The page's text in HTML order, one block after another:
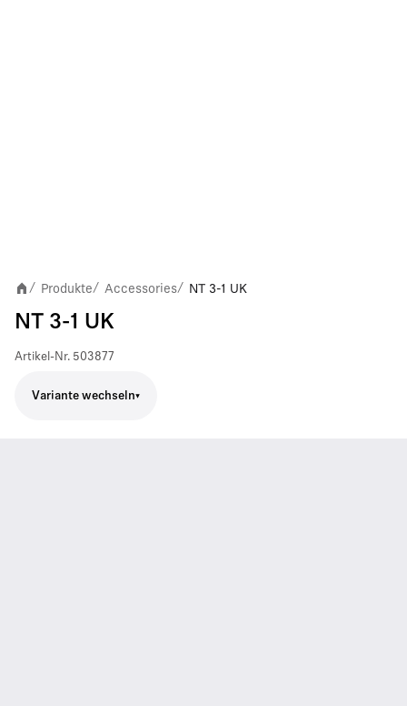
/ Produkte/ Accessories/ NT 3-1 UK
NT 3-1 UK
Artikel-Nr. 503877
Variante wechseln